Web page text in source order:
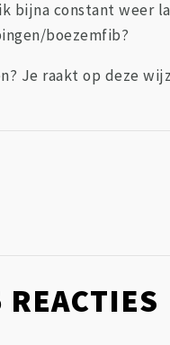
constant weer
boezemfib?
Je raakt op deze
REACTIES